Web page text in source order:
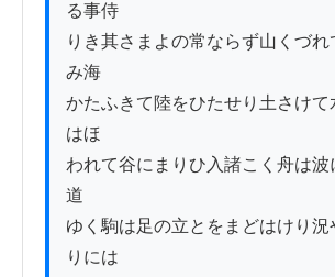
る事侍
りき其さまよの常ならず山くづ
み海
かたふきて陸をひたせり土さけて
はほ
われて谷にまりひ入諸こく舟は波
道
ゆく駒は足の立とをまどはけり況
りには